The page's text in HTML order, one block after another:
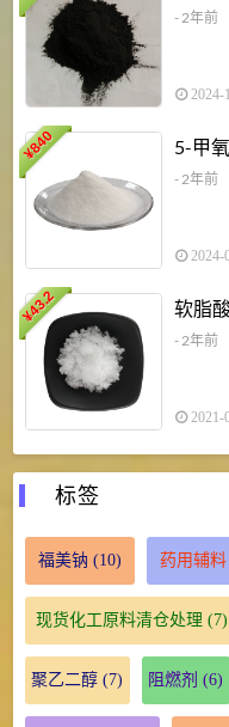
- 2年前
2024-
¥
840 5-甲
- 2年前
2024-
¥
43.2 软脂
- 2年前
2021-
标签
福美钠 (10) 药用辅料
现货化工原料清仓处理 (7)
聚乙二醇 (7) 阻燃剂 (6)